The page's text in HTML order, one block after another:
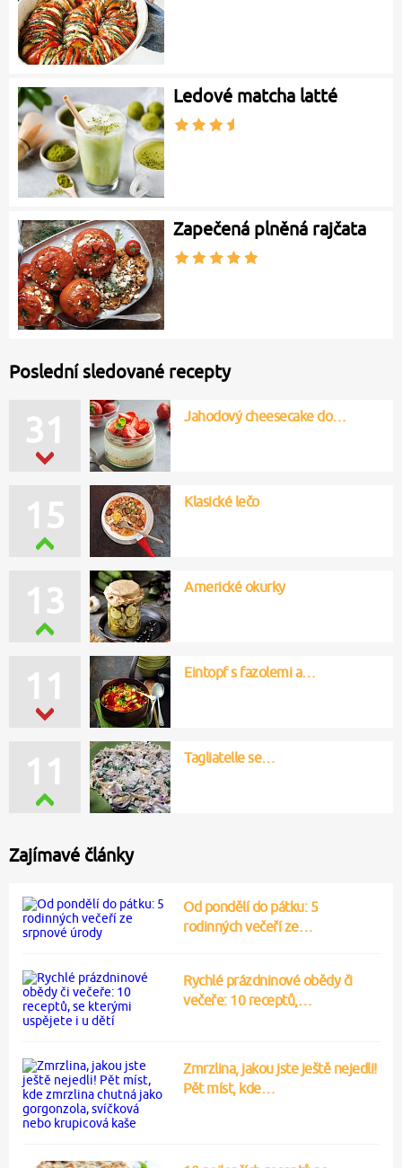
Ledové matcha latté
Zapečená plněná rajčata
Poslední sledované recepty
31 Jahodový cheesecake do…
15 Klasické lečo
13 Americké okurky
11 Eintopf s fazolemi a…
11 Tagliatelle se…
Zajímavé články
Od pondělí do pátku: 5
rodinných večeří ze…
Rychlé prázdninové obědy či
večeře: 10 receptů,…
Zmrzlina, jakou jste ještě nejedli!
Pět míst, kde…